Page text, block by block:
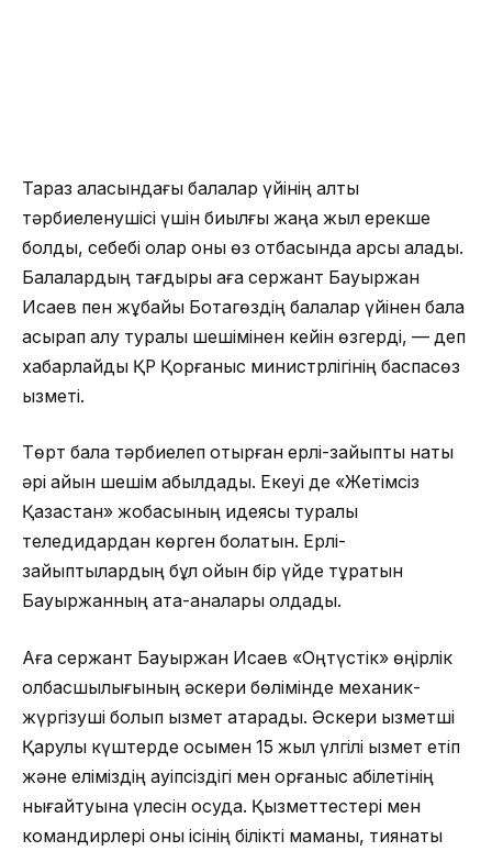
Тараз қаласындағы балалар үйінің алты
тәрбиеленушісі үшін биылғы жаңа жыл ерекше
болды, себебі олар оны өз отбасында қарсы алады.
Балалардың тағдыры аға сержант Бауыржан
Исаев пен жұбайы Ботагөздің балалар үйінен бала
асырап алу туралы шешімінен кейін өзгерді, — деп
хабарлайды ҚР Қорғаныс министрлігінің баспасөз
қызметі.
Төрт бала тәрбиелеп отырған ерлі-зайыпты нақты
әрі айқын шешім қабылдады. Екеуі де «Жетімсіз
Қазақстан» жобасының идеясы туралы
теледидардан көрген болатын. Ерлі-
зайыптылардың бұл ойын бір үйде тұратын
Бауыржанның ата-аналары қолдады.
Аға сержант Бауыржан Исаев «Оңтүстік» өңірлік
қолбасшылығының әскери бөлімінде механик-
жүргізуші болып қызмет атқарады. Әскери қызметші
Қарулы күштерде осымен 15 жыл үлгілі қызмет етіп
және еліміздің қауіпсіздігі мен қорғаныс қабілетінің
нығайтуына үлесін қосуда. Қызметтестері мен
командирлері оны ісінің білікті маманы, тиянақты